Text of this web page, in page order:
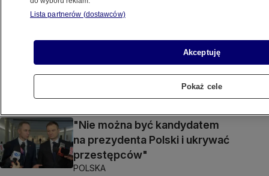
patologii"
"Można zapytać: pan Romanowski,
"Nie można być kandydatem
na prezydenta Polski i ukrywać
przestępców"
POLSKA
Lista partnerów (dostawców)
Akceptuję
Pokaż cele